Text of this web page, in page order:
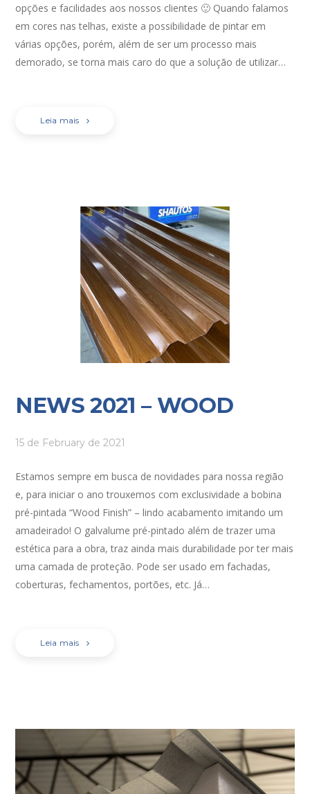
opções e facilidades aos nossos clientes 🙂 Quando falamos
em cores nas telhas, existe a possibilidade de pintar em
várias opções, porém, além de ser um processo mais
demorado, se torna mais caro do que a solução de utilizar…
Leia mais
NEWS 2021 – WOOD
15 de February de 2021
Estamos sempre em busca de novidades para nossa região
e, para iniciar o ano trouxemos com exclusividade a bobina
pré-pintada “Wood Finish” – lindo acabamento imitando um
amadeirado! O galvalume pré-pintado além de trazer uma
estética para a obra, traz ainda mais durabilidade por ter mais
uma camada de proteção. Pode ser usado em fachadas,
coberturas, fechamentos, portões, etc. Já…
Leia mais